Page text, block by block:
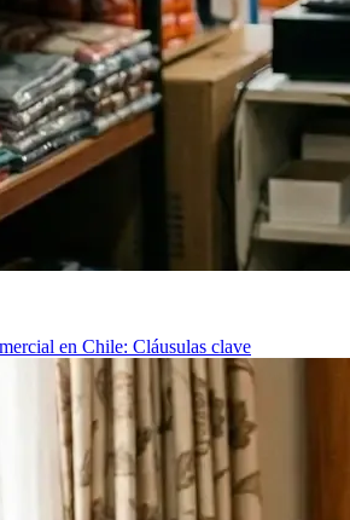
en Chile: Cláusulas clave